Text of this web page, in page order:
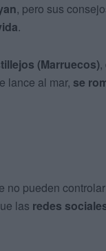
, pero sus
.
(Marruecos),
lance al mar, se
no pueden
las redes